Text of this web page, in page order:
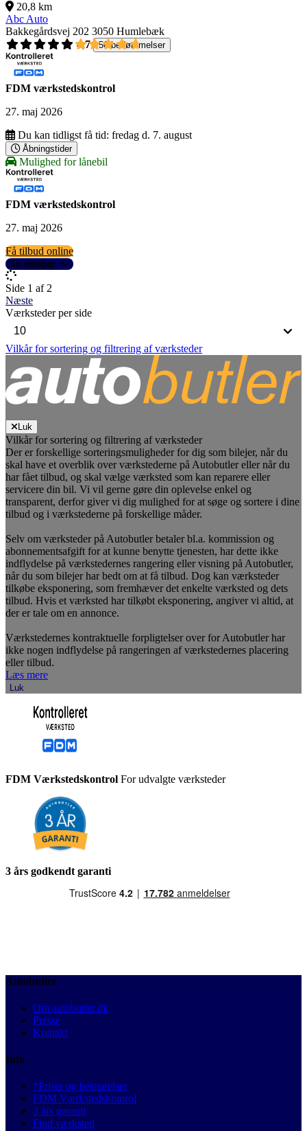
20,8 km
Abc Auto
Bakkegårdsvej 202 3050 Humlebæk
4,7
56 bedømmelser
FDM værkstedskontrol
27. maj 2026
Du kan tidligst få tid: fredag d. 7. august
Åbningstider
Mulighed for lånebil
FDM værkstedskontrol
27. maj 2026
Få tilbud online
Se detaljer
Side 1 af 2
Næste
Værksteder per side
Vilkår for sortering og filtrering af værksteder
Luk
Vilkår for sortering og filtrering af værksteder
Der er forskellige sorteringsmuligheder for dig som bilejer, når du
skal have et overblik over værkstederne på Autobutler eller når du
har fået tilbud, og skal vælge værksted som kan reparere eller
servicere din bil. Vi vil gerne gøre din oplevelse enkel og
transparent, derfor giver vi dig mulighed for at søge og sortere i dine
tilbud og i værkstederne på forskellige måder.
Selv om værksteder på Autobutler betaler bl.a. kommission og
abonnementsafgift for at kunne benytte tjenesten, har dette ikke
indflydelse på værkstedernes rangering eller visning på Autobutler,
når du som bilejer har bedt om at få tilbud. Dog kan værksteder
tilkøbe eksponering, som fremhæver det enkelte værksted og dets
tilbud. Hvis et værksted har tilkøbt eksponering, angiver vi altid, at
der er tale om en annonce.
Værkstedernes kontraktuelle forpligtelser over for Autobutler har
ikke nogen indflydelse på rangeringen af værkstedernes placering
eller tilbud.
Læs mere
Luk
FDM Værkstedskontrol For udvalgte værksteder
3 års godkendt garanti
Autobutler
Om autobutler.dk
Presse
Kontakt
Info
*Priser og besparelser
FDM Værkstedskontrol
3 års garanti
Find værksted